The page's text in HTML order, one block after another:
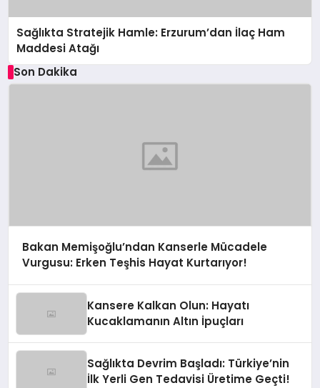
Sağlıkta Stratejik Hamle: Erzurum’dan İlaç Ham
Maddesi Atağı
Son Dakika
Bakan Memişoğlu’ndan Kanserle Mücadele
Vurgusu: Erken Teşhis Hayat Kurtarıyor!
Kansere Kalkan Olun: Hayatı
Kucaklamanın Altın İpuçları
Sağlıkta Devrim Başladı: Türkiye’nin
İlk Yerli Gen Tedavisi Üretime Geçti!